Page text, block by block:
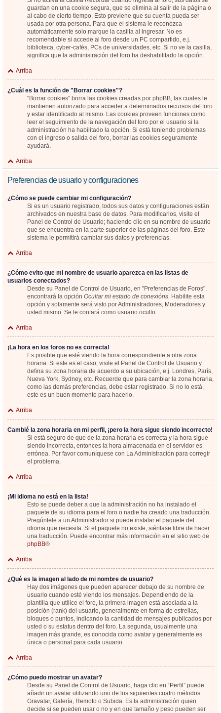
guardan en una cookie segura, que se elimina al salir de la página o
al cabo de cierto tiempo. Esto previene que su cuenta pueda ser
usada por otra persona. Para que el sistema le reconozca
automáticamente solo marque la casilla al ingresar. No es
recomendable si accede al foro desde un PC compartido, e.j.
biblioteca, cyber-cafés, PCs de universidades, etc. Si no ve la casilla,
significa que la administración del foro ha deshabilitado la opción.
Arriba
¿Cuál es la función de "Borrar cookies"?
"Borrar cookies" borra las cookies creadas por phpBB, las cuales le
mantienen autorizado para acceder a determinados recursos del foro
y estar identificado al mismo. Las cookies proveen funciones como
leer el seguimiento de la navegación del foro por el usuario si la
administración ha habilitado la opción. Si está teniendo problemas
con el ingreso o salida del foro, borrar las cookies seguramente
ayudará.
Arriba
Preferencias de usuario y configuraciones
¿Cómo se puede cambiar mi configuración?
Si es un usuario registrado, todos sus datos y configuraciones están
archivados en nuestra base de datos. Para modificarlos, visite el
Panel de Control de Usuario; haciendo clic en su nombre de usuario
que se encuentra en la parte superior de las páginas del foro. Este
sistema le permitirá cambiar sus datos y preferencias.
Arriba
¿Cómo evito que mi nombre de usuario aparezca en las listas de
usuarios conectados?
Desde su Panel de Control de Usuario, en "Preferencias de Foros",
encontrará la opción Ocultar mi estado de conexións. Habilite esta
opción y solamente será visto por Administradores, Moderadores y
usted mismo. Se le contará como usuario oculto.
Arriba
¡La hora en los foros no es correcta!
Es posible que esté viendo la hora correspondiente a otra zona
horaria. Si este es el caso, visite el Panel de Control de Usuario y
defina su zona horaria de acuerdo a su ubicación, e.j. Londres, París,
Nueva York, Sydney, etc. Recuerde que para cambiar la zona horaria,
como las demás preferencias, debe estar registrado. Si no lo está,
este es un buen momento para hacerlo.
Arriba
Cambié la zona horaria en mi perfil, ¡pero la hora sigue siendo incorrecto!
Si está seguro de que de la zona horaria es correcta y la hora sigue
siendo incorrecta, entonces la hora almacenada en el servidor es
errónea. Por favor comuníquese con La Administración para corregir
el problema.
Arriba
¡Mi idioma no está en la lista!
Esto se puede deber a que la administración no ha instalado el
paquete de su idioma para el foro o nadie ha creado una traducción.
Pregúntele a un Administrador si puede instalar el paquete del
idioma que necesita. Si el paquete no existe, siéntase libre de hacer
una traducción. Puede encontrar más información en el sitio web de
phpBB®
Arriba
¿Qué es la imagen al lado de mi nombre de usuario?
Hay dos imágenes que pueden aparecer debajo de su nombre de
usuario cuando esté viendo los mensajes. Dependiendo de la
plantilla que utilice el foro, la primera imagen está asociada a la
posición (rank) del usuario, generalmente en forma de estrellas,
bloques o puntos, indicando la cantidad de mensajes publicados por
usted o su estatus dentro del foro. La segunda, usualmente una
imagen más grande, es conocida como avatar y generalmente es
única o personal para cada usuario.
Arriba
¿Cómo puedo mostrar un avatar?
Desde su Panel de Control de Usuario, haga clic en “Perfil” puede
añadir un avatar utilizando uno de los siguientes cuatro métodos:
Gravatar, Galería, Remoto o Subida. Es la administración quien
decide si se pueden usar o no y en que tamaño y peso pueden ser